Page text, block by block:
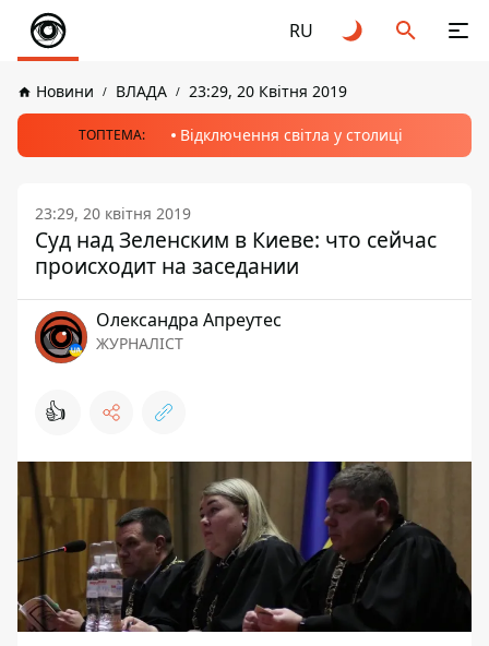
RU
Новини ВЛАДА 23:29, 20 Квітня 2019
ТОПТЕМА: Відключення світла у столиці
23:29, 20 квітня 2019
Суд над Зеленским в Киеве: что сейчас
происходит на заседании
Олександра Апреутес
ЖУРНАЛІСТ
👍